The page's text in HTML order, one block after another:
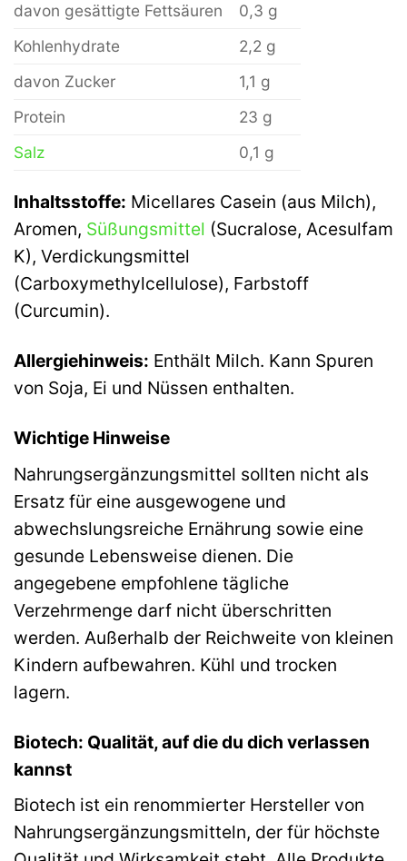
davon gesättigte Fettsäuren
0,3 g
Kohlenhydrate
2,2 g
davon Zucker
1,1 g
Protein
23 g
Salz
0,1 g
Inhaltsstoffe: Micellares Casein (aus Milch),
Aromen, Süßungsmittel (Sucralose, Acesulfam
K), Verdickungsmittel
(Carboxymethylcellulose), Farbstoff
(Curcumin).
Allergiehinweis: Enthält Milch. Kann Spuren
von Soja, Ei und Nüssen enthalten.
Wichtige Hinweise
Nahrungsergänzungsmittel sollten nicht als
Ersatz für eine ausgewogene und
abwechslungsreiche Ernährung sowie eine
gesunde Lebensweise dienen. Die
angegebene empfohlene tägliche
Verzehrmenge darf nicht überschritten
werden. Außerhalb der Reichweite von kleinen
Kindern aufbewahren. Kühl und trocken
lagern.
Biotech: Qualität, auf die du dich verlassen
kannst
Biotech ist ein renommierter Hersteller von
Nahrungsergänzungsmitteln, der für höchste